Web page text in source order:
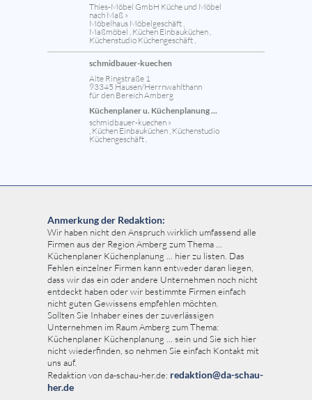
Thies-Möbel GmbH Küche und Möbel
nach Maß »
Möbelhaus Möbelgeschäft ,
Maßmöbel , Küchen Einbauküchen ,
Küchenstudio Küchengeschäft ,
schmidbauer-kuechen
Alte Ringstraße 1
93345 Hausen/Herrnwahlthann
für den Bereich Amberg
Küchenplaner u. Küchenplanung ...
schmidbauer-kuechen »
, Küchen Einbauküchen , Küchenstudio
Küchengeschäft ,
Anmerkung der Redaktion:
Wir haben nicht den Anspruch wirklich umfassend alle
Firmen aus der Region Amberg zum Thema ...
Küchenplaner Küchenplanung ... hier zu listen. Das
Fehlen einzelner Firmen kann entweder daran liegen,
dass wir das ein oder andere Unternehmen noch nicht
entdeckt haben oder wir bestimmte Firmen einfach
nicht guten Gewissens empfehlen möchten.
Sollten Sie Inhaber eines der zuverlässigen
Unternehmen im Raum Amberg zum Thema:
Küchenplaner Küchenplanung ... sein und Sie sich hier
nicht wiederfinden, so nehmen Sie einfach Kontakt mit
uns auf.
Redaktion von da-schau-her.de: redaktion@da-schau-
her.de